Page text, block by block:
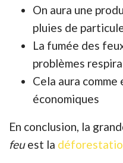
On aura une
pluies de
La fumée des
problèmes
Cela aura
économiques
En conclusion, la
feuest la